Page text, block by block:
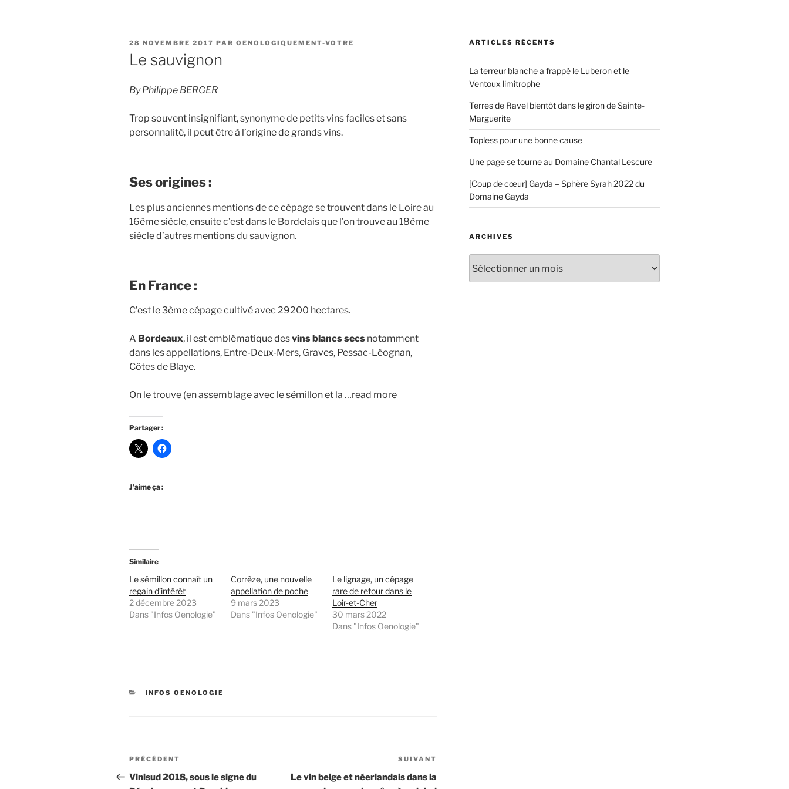
PUBLIÉ
LE
28 NOVEMBRE 2017 PAR OENOLOGIQUEMENT-VOTRE
Le sauvignon
By Philippe BERGER
Trop souvent insignifiant, synonyme de petits vins faciles et sans
personnalité, il peut être à l’origine de grands vins.
Ses origines :
Les plus anciennes mentions de ce cépage se trouvent dans le Loire au
16ème siècle, ensuite c’est dans le Bordelais que l’on trouve au 18ème
siècle d’autres mentions du sauvignon.
En France :
C’est le 3ème cépage cultivé avec 29200 hectares.
A Bordeaux, il est emblématique desvins blancs secs notamment
dans les appellations, Entre-Deux-Mers, Graves, Pessac-Léognan,
Côtes de Blaye.
On le trouve (en assemblage avec le sémillon et la …read more
Partager :
J’aime ça :
Similaire
Le sémillon connaît un
regain d’intérêt
2 décembre 2023
Dans "Infos Oenologie"
Corrèze, une nouvelle
appellation de poche
9 mars 2023
Dans "Infos Oenologie"
Le lignage, un cépage
rare de retour dans le
Loir-et-Cher
30 mars 2022
Dans "Infos Oenologie"
CATÉGORIES
INFOS OENOLOGIE
Navigation
de
Article
précédent
PRÉCÉDENT
Vinisud 2018, sous le signe du
SUIVANT
Le vin belge et néerlandais dans la
ARTICLES RÉCENTS
La terreur blanche a frappé le Luberon et le
Ventoux limitrophe
Terres de Ravel bientôt dans le giron de Sainte-
Marguerite
Topless pour une bonne cause
Une page se tourne au Domaine Chantal Lescure
[Coup de cœur] Gayda – Sphère Syrah 2022 du
Domaine Gayda
ARCHIVES